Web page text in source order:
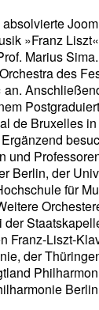
»Franz
Marius
des
an.
de Bruxelles
und
Berlin, der
für
der
Franz-Liszt-
der